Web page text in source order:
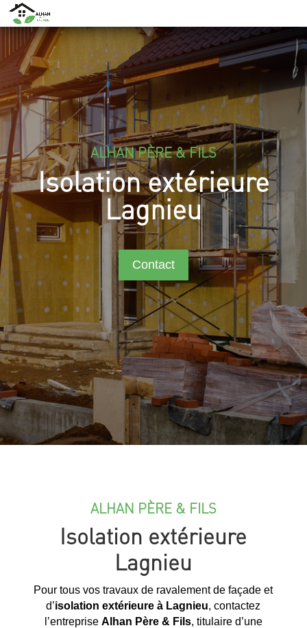
ALHAN PÈRE & FILS
Isolation extérieure
Lagnieu
Contact
ALHAN PÈRE & FILS
Isolation extérieure
Lagnieu
Pour tous vos travaux de ravalement de façade et
d’isolation extérieure à Lagnieu, contactez
l’entreprise Alhan Père & Fils, titulaire d’une